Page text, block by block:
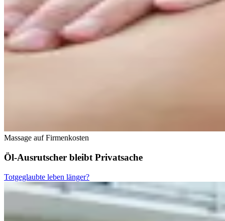
Massage auf Firmenkosten
Öl-Ausrutscher bleibt Privatsache
Totgeglaubte leben länger?